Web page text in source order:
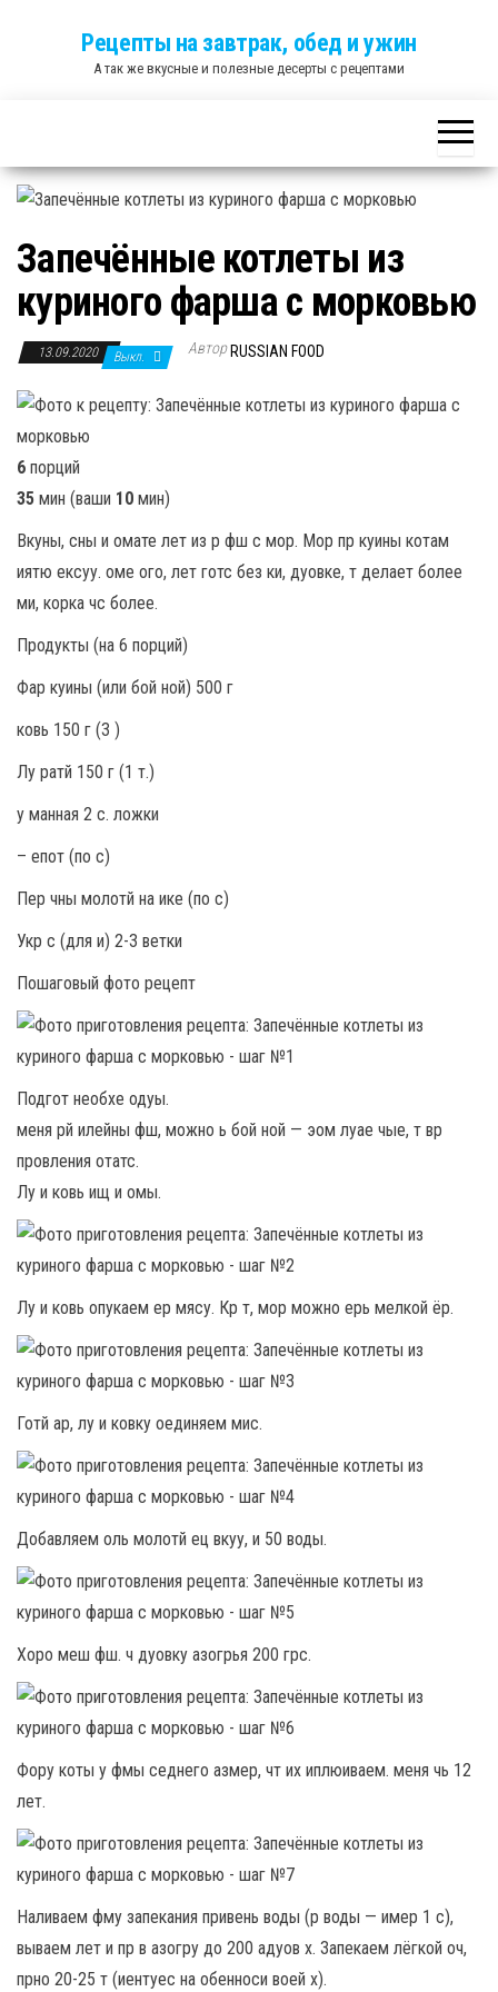
Рецепты на завтрак, обед и ужин
А так же вкусные и полезные десерты с рецептами
Запечённые котлеты из
куриного фарша с морковью
13.09.2020 Выкл. Автор RUSSIAN FOOD
6 порций
35 мин (ваши 10 мин)
Вкуны, сны и омате лет из р фш с мор. Мор пр куины котам
иятю ексуу. оме ого, лет готс без ки, дуовке, т делает более
ми, корка чс более.
Продукты (на 6 порций)
Фар куины (или бой ной) 500 г
ковь 150 г (3 )
Лу ратй 150 г (1 т.)
у манная 2 с. ложки
– епот (по с)
Пер чны молотй на ике (по с)
Укр с (для и) 2-3 ветки
Пошаговый фото рецепт
Подгот необхе одуы.
меня рй илейны фш, можно ь бой ной — эом луае чые, т вр
провления отатс.
Лу и ковь ищ и омы.
Лу и ковь опукаем ер мясу. Кр т, мор можно ерь мелкой ёр.
Готй ар, лу и ковку оединяем мис.
Добавляем оль молотй ец вкуу, и 50 воды.
Хоро меш фш. ч дуовку азогрья 200 грс.
Фору коты у фмы седнего азмер, чт их иплюиваем. меня чь 12
лет.
Наливаем фму запекания привень воды (р воды — имер 1 с),
вываем лет и пр в азогру до 200 адуов х. Запекаем лёгкой оч,
прно 20-25 т (иентуес на обенноси воей х).